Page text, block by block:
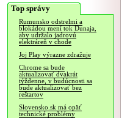
Top správy
Rumunsko odstrelmi a
blokádou mení tok Dunaja,
aby udržalo jadrovú
elektráreň v chode
Joj Play výrazne zdražuje
Chrome sa bude
aktualizovať dvakrát
týždenne, v budúcnosti sa
bude aktualizovať bez
reštartov
Slovensko.sk má opäť
technické problémy